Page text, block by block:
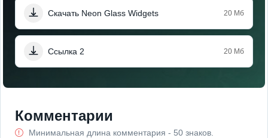
Скачать Neon Glass Widgets 20 Мб
Ссылка 2 20 Мб
Комментарии
Минимальная длина комментария - 50 знаков.